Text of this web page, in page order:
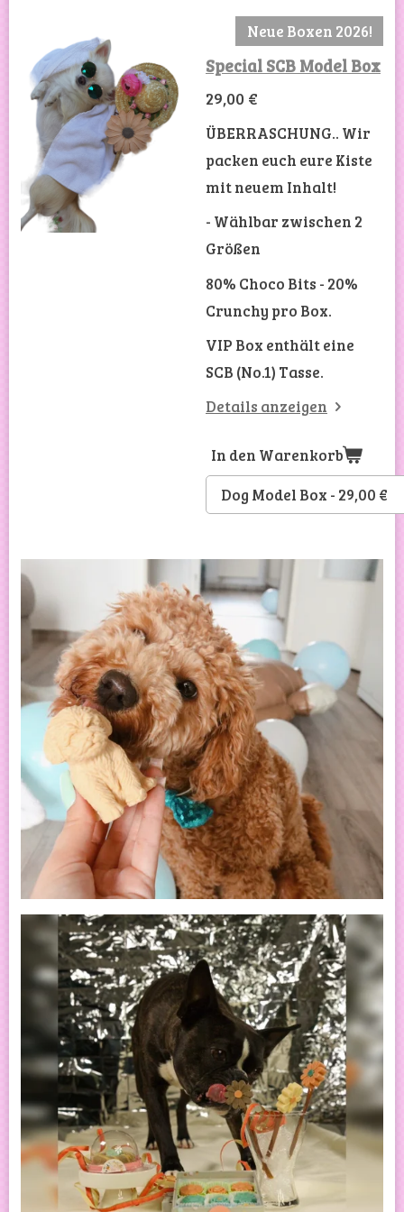
Neue Boxen 2026!
Special SCB Model Box
29,00 €
ÜBERRASCHUNG.. Wir
packen euch eure Kiste
mit neuem Inhalt!
- Wählbar zwischen 2
Größen
80% Choco Bits - 20%
Crunchy pro Box.
VIP Box enthält eine
SCB (No.1) Tasse.
Details anzeigen
In den Warenkorb